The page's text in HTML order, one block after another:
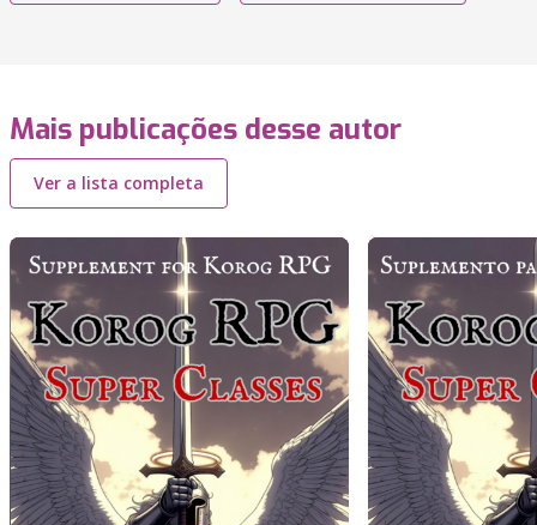
Mais publicações desse autor
Ver a lista completa